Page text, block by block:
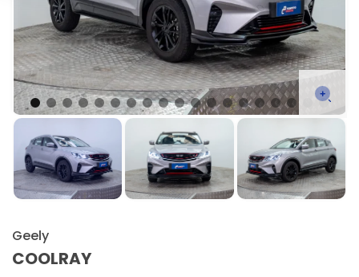
Geely
COOLRAY